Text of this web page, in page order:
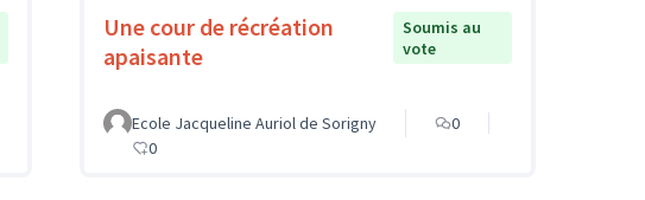
Une cour de récréation
apaisante
Soumis au
vote
Ecole Jacqueline Auriol de Sorigny
0
0